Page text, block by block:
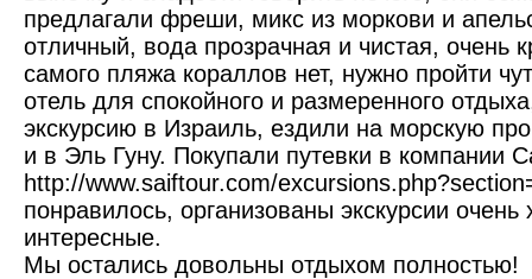
предлагали фреши, микс из моркови и
отличный, вода прозрачная и чистая, очень
самого пляжа кораллов нет, нужно пройти
отель для спокойного и размеренного
экскурсию в Израиль, ездили на морскую
и в Эль Гуну. Покупали путевки в компании
http://www.saiftour.com/
понравилось, организованы экскурсии
интересные.
Мы остались довольны отдыхом полностью!